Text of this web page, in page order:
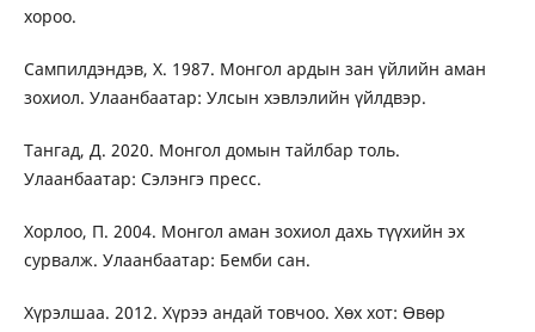
хороо.
Сампилдэндэв, Х. 1987. Монгол ардын зан үйлийн аман
зохиол. Улаанбаатар: Улсын хэвлэлийн үйлдвэр.
Тангад, Д. 2020. Mонгол домын тайлбар толь.
Улаанбаатар: Сэлэнгэ пресс.
Хорлоо, П. 2004. Монгол аман зохиол дахь түүхийн эх
сурвалж. Улаанбаатар: Бемби сан.
Хүрэлшаа. 2012. Хүрээ андай товчоо. Хөх хот: Өвөр